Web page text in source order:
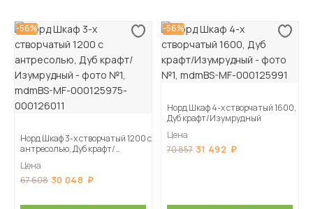
-56%
Норд Шкаф 3-х створчатый 1200 с
антресолью, Дуб крафт/
Цена
67 608 30 048
-56%
Норд Шкаф 4-х створчатый 1600,
Дуб крафт/Изумрудный
Цена
70 857 31 492